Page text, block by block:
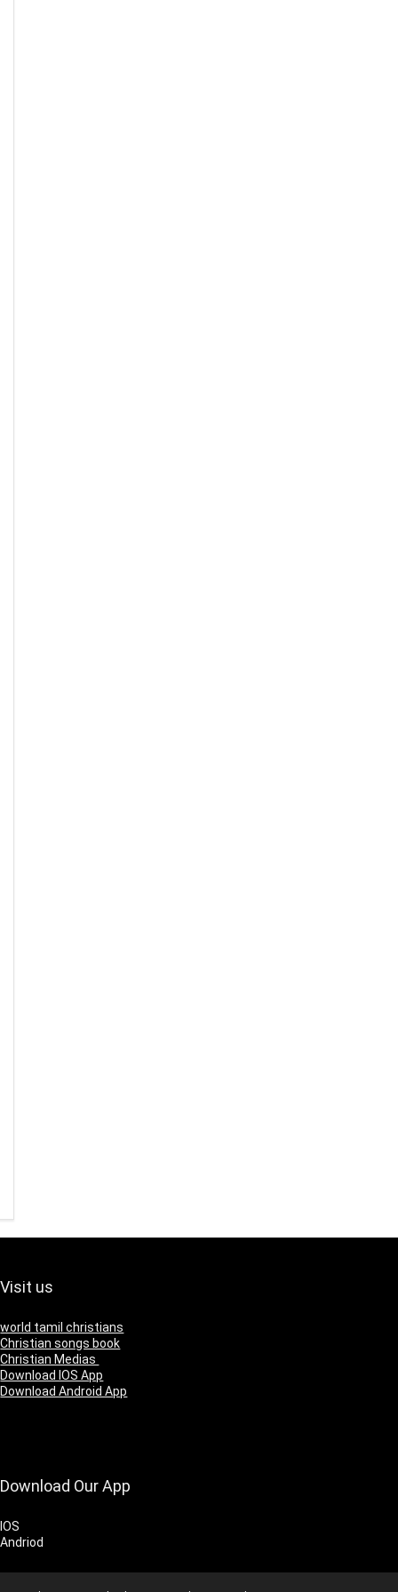
Visit us
world tamil christians
Christian songs book
Christian Medias
Download IOS App
Download Android App
Download Our App
IOS
Andriod